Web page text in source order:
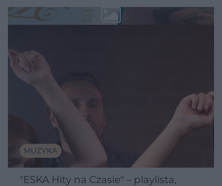
MUZYKA
"ESKA Hity na Czasie" – playlista,